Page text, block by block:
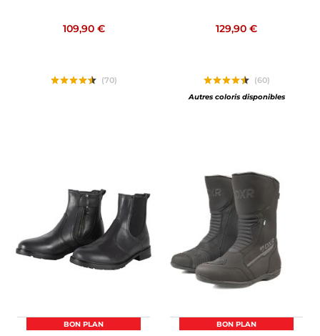
109,90 €
(70)
129,90 €
(60)
Autres coloris disponibles
BON PLAN BON PLAN